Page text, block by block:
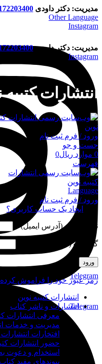
مدیریت: دکتر داودی
Other Language
Instagram
Telegram
مدیریت: دکتر داودی
Instagram
Telegram
انتشارات کتیبه
ورود / فرم ثبت نام
جست و جو
0 موارد ریال0
فهرست
Language
ورود / فرم ثبت نام
ورود
ایجاد یک حساب کاربری؟
نام کاربری (آدرس ایمیل)
گذرواژه (شماره موبایل)
ورود
رمز عبور خود را فراموش کرده
انتشارات کتیبه نوین
انتشارات و ناشر کتاب
معرفی انتشارات
مدیریت و خدمات
افتخارات انتشارات
حضور انتشارات
استخدام و دعوت
پیوندهای مفید کتاب